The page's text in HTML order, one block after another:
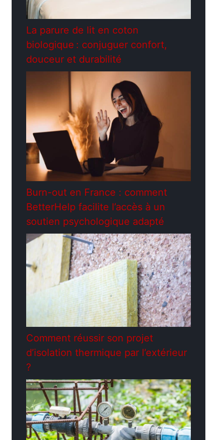
La parure de lit en coton
biologique : conjuguer confort,
douceur et durabilité
Burn-out en France : comment
BetterHelp facilite l’accès à un
soutien psychologique adapté
Comment réussir son projet
d’isolation thermique par l’extérieur
?